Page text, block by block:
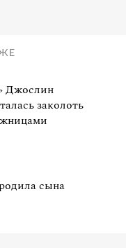
Джослин
заколоть
сына